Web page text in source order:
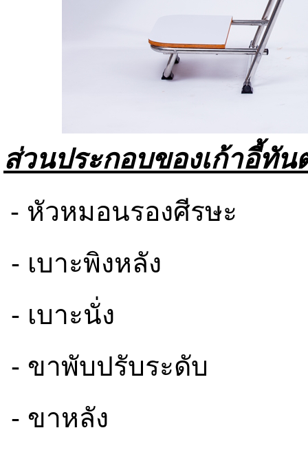
ส่วนประกอบของเก้าอี้ทั
- หัวหมอนรองศีรษะ
- เบาะพิงหลัง
- เบาะนั่ง
- ขาพับปรับระดับ
- ขาหลัง